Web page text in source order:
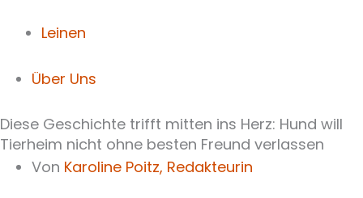
Leinen
Über Uns
Diese Geschichte trifft mitten ins Herz: Hund will
Tierheim nicht ohne besten Freund verlassen
Von Karoline Poitz, Redakteurin